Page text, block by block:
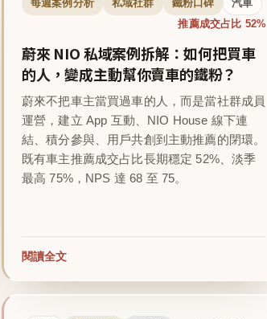
每週案例分析 私域社群 鐵粉口碑 汽車
推薦成交占比 52%
蔚來 NIO 私域案例拆解：如何把買車
的人，變成主動幫你賣車的鐵粉？
蔚來不把車主當買過車的人，而是當社群成員
運營，建立 App 互動、NIO House 線下連
結、積分參與、用戶共創到主動推薦的閉環。
既有車主推薦成交占比長期穩定 52%、淡季
最高 75%，NPS 達 68 至 75。
閱讀全文